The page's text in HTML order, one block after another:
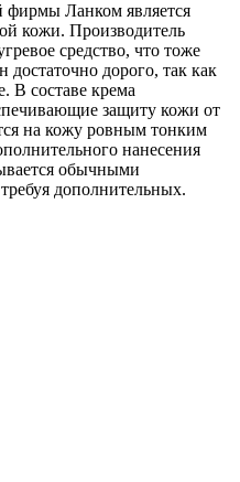
фирмы Ланком является
кожи. Производитель
средство, что тоже
дорого, так как
В составе крема
защиту кожи от
на кожу ровным тонким
нанесения
обычными
дополнительных.